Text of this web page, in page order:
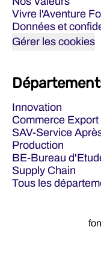
Vivre l'Aventure
Données et
Gérer les cookies
Innovation
Commerce Export
SAV-Service
Production
BE-Bureau
Supply Chain
Tous les